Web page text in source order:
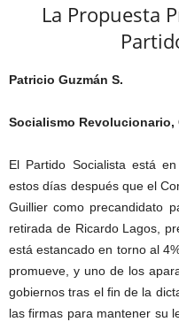
La Propuesta
Patricio Guzmán S.
Socialismo Revolucionario,
El Partido Socialista está
estos días después que el
Guillier como precandidato
retirada de Ricardo Lagos,
está estancado en torno al
promueve, y uno de los
gobiernos tras el fin de la
las firmas para mantener su